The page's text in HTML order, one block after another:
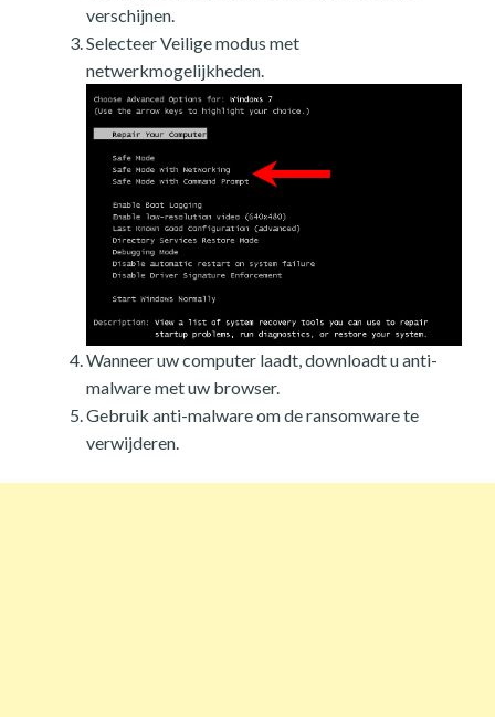
verschijnen.
Selecteer Veilige modus met
netwerkmogelijkheden.
Wanneer uw computer laadt, downloadt u anti-
malware met uw browser.
Gebruik anti-malware om de ransomware te
verwijderen.